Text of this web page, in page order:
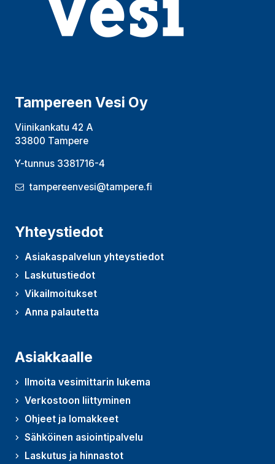
Tampereen Vesi Oy
Viinikankatu 42 A
33800 Tampere
Y-tunnus 3381716-4
tampereenvesi@tampere.fi
Yhteystiedot
Asiakaspalvelun yhteystiedot
Laskutustiedot
Vikailmoitukset
Anna palautetta
(Avautuu uudessa ikkunassa)
Asiakkaalle
Ilmoita vesimittarin lukema
Verkostoon liittyminen
Ohjeet ja lomakkeet
Sähköinen asiointipalvelu
Laskutus ja hinnastot